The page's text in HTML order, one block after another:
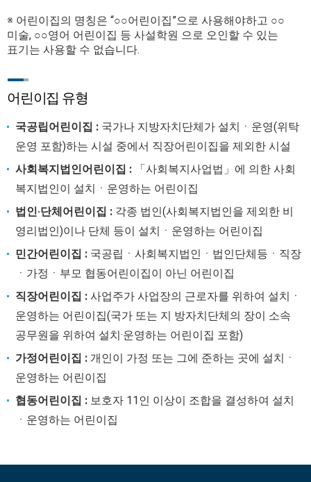
※ 어린이집의 명칭은 “○○어린이집”으로 사용해야하고 ○○
미술, ○○영어 어린이집 등 사설학원 으로 오인할 수 있는
표기는 사용할 수 없습니다.
어린이집 유형
국공립어린이집 : 국가나 지방자치단체가 설치ㆍ운영(위탁
운영 포함)하는 시설 중에서 직장어린이집을 제외한 시설
사회복지법인어린이집 : 「사회복지사업법」에 의한 사회
복지법인이 설치ㆍ운영하는 어린이집
법인‧단체어린이집 : 각종 법인(사회복지법인을 제외한 비
영리법인)이나 단체 등이 설치ㆍ운영하는 어린이집
민간어린이집 : 국공립ㆍ사회복지법인ㆍ법인단체등ㆍ직장
ㆍ가정ㆍ부모 협동어린이집이 아닌 어린이집
직장어린이집 : 사업주가 사업장의 근로자를 위하여 설치ㆍ
운영하는 어린이집(국가 또는 지 방자치단체의 장이 소속
공무원을 위하여 설치·운영하는 어린이집 포함)
가정어린이집 : 개인이 가정 또는 그에 준하는 곳에 설치ㆍ
운영하는 어린이집
협동어린이집 : 보호자 11인 이상이 조합을 결성하여 설치
ㆍ운영하는 어린이집